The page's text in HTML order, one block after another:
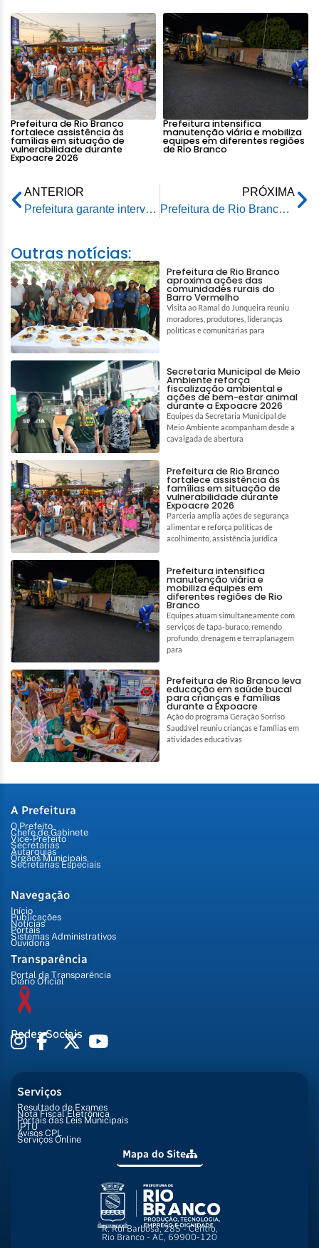
Prefeitura de Rio Branco
fortalece assistência às
famílias em situação de
vulnerabilidade durante
Expoacre 2026
Prefeitura intensifica
manutenção viária e mobiliza
equipes em diferentes regiões
de Rio Branco
ANTERIOR
Prefeitura garante intervenção em drenagem para viabilizar ampliação do Hospital Santa Juliana
PRÓXIMA
Prefeitura de Rio Branco e Governo do Estado repactuam prazos para obras de reestruturação da ETA I
Outras notícias:
Prefeitura de Rio Branco
aproxima ações das
comunidades rurais do
Barro Vermelho
Visita ao Ramal do Junqueira reuniu
moradores, produtores, lideranças
políticas e comunitárias para
Secretaria Municipal de Meio
Ambiente reforça
fiscalização ambiental e
ações de bem-estar animal
durante a Expoacre 2026
Equipes da Secretaria Municipal de
Meio Ambiente acompanham desde a
cavalgada de abertura
Prefeitura de Rio Branco
fortalece assistência às
famílias em situação de
vulnerabilidade durante
Expoacre 2026
Parceria amplia ações de segurança
alimentar e reforça políticas de
acolhimento, assistência jurídica
Prefeitura intensifica
manutenção viária e
mobiliza equipes em
diferentes regiões de Rio
Branco
Equipes atuam simultaneamente com
serviços de tapa-buraco, remendo
profundo, drenagem e terraplanagem
para
Prefeitura de Rio Branco leva
educação em saúde bucal
para crianças e famílias
durante a Expoacre
Ação do programa Geração Sorriso
Saudável reuniu crianças e famílias em
atividades educativas
A Prefeitura
O Prefeito
Chefe de Gabinete
Vice-Prefeito
Secretarias
Autarquias
Órgãos Municipais
Secretarias Especiais
Navegação
Início
Publicações
Notícias
Portais
Sistemas Administrativos
Ouvidoria
Transparência
Portal da Transparência
Diário Oficial
Redes Sociais
Serviços
Resultado de Exames
Nota Fiscal Eletrônica
Portais das Leis Municipais
IPTU
Avisos CPL
Serviços Online
Mapa do Site
R. Rui Barbosa, 285 - Centro,
Rio Branco - AC, 69900-120